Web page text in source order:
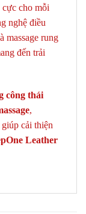
cực cho mỗi
nghệ điều
massage rung
đến trải
công thái
,
cải thiện
Leather